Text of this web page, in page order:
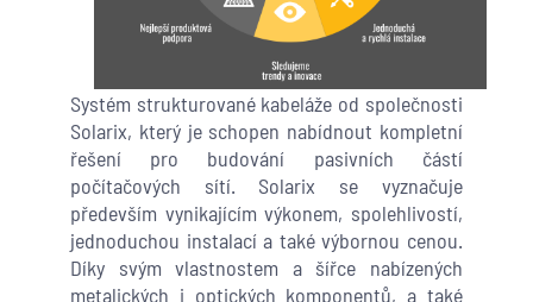
Systém strukturované kabeláže od společnosti
Solarix, který je schopen nabídnout kompletní
řešení pro budování pasivních částí
počítačových sítí. Solarix se vyznačuje
především vynikajícím výkonem, spolehlivostí,
jednoduchou instalací a také výbornou cenou.
Díky svým vlastnostem a šířce nabízených
metalických i optických komponentů, a také